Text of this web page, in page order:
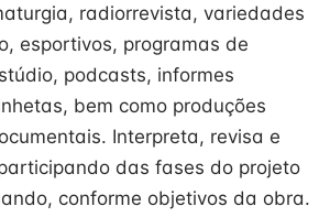
radiorrevista, variedades
esportivos, programas de
podcasts, informes
bem como produções
Interpreta, revisa e
das fases do projeto
conforme objetivos da obra.